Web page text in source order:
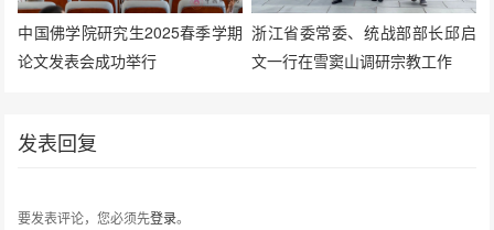
中国佛学院研究生2025春季学期
论文发表会成功举行
浙江省委常委、统战部部长邱启
文一行在雪窦山调研宗教工作
发表回复
要发表评论，您必须先登录。